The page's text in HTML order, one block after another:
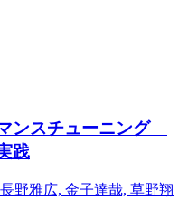
ンスチューニング
践
野雅広, 金子達哉, 草野翔